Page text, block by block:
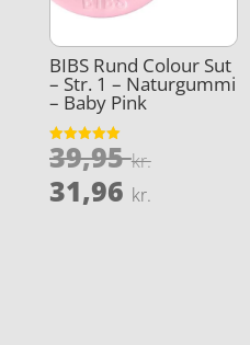
BIBS Rund Colour Sut
– Str. 1 – Naturgummi
– Baby Pink
Vurderet
5
39,95kr.Den
pris
31,96 kr.